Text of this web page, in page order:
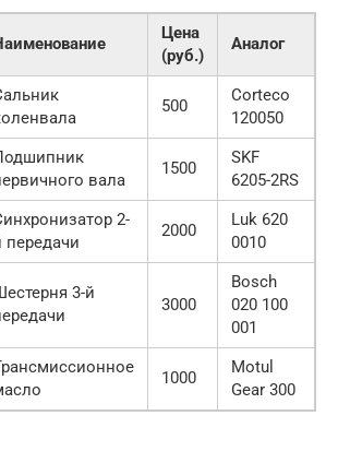
Цена
(руб.)
Аналог
500
Corteco
120050
вала
1500
SKF
6205-2RS
2-
передачи
2000
Luk 620
0010
3-й
3000
Bosch
020 100
001
1000
Motul
Gear 300